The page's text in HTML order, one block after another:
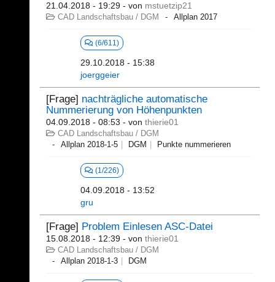
21.04.2018 - 19:29 - von mstuetzip21
CAD Landschaftsbau / DGM Allplan 2017
(6/611)
29.10.2018 - 15:38
joerggeier
[Frage] nachträgliche automatische
Nummerierung von Höhenpunkten
04.09.2018 - 08:53 - von thierie01
CAD Landschaftsbau / DGM
Allplan 2018-1-5
DGM Punkte nummerieren
(1/226)
04.09.2018 - 13:52
gru
[Frage] Problem Einlesen ASC-Datei
15.08.2018 - 12:39 - von thierie01
CAD Landschaftsbau / DGM
Allplan 2018-1-3
DGM